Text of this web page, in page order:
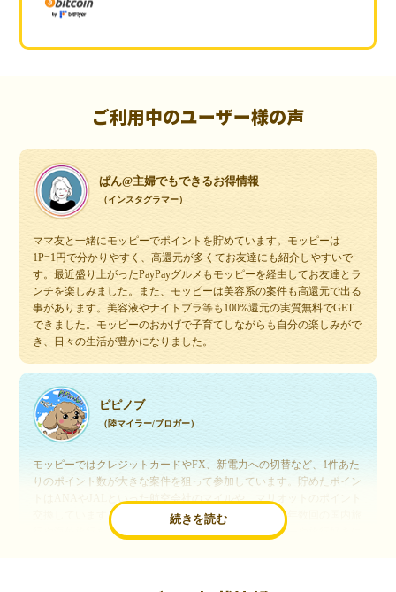
ご利用中のユーザー様の声
ぱん@主婦でもできるお得情報
（インスタグラマー）
ママ友と一緒にモッピーでポイントを貯めています。モッピーは
1P=1円で分かりやすく、高還元が多くてお友達にも紹介しやすいで
す。最近盛り上がったPayPayグルメもモッピーを経由してお友達とラ
ンチを楽しみました。また、モッピーは美容系の案件も高還元で出る
事があります。美容液やナイトブラ等も100%還元の実質無料でGET
できました。モッピーのおかげで子育てしながらも自分の楽しみがで
き、日々の生活が豊かになりました。
続きを読む
ピピノブ
（陸マイラー/ブロガー）
モッピーではクレジットカードやFX、新電力への切替など、1件あた
りのポイント数が大きな案件を狙って参加しています。貯めたポイン
交換しています。このようにすることで、ほぼ無料で年数回の国内旅
行や海外旅行を実現しています。モッピーは陸マイラーや旅行好きに